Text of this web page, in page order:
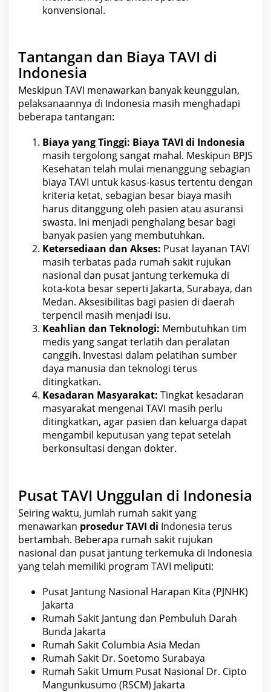
konvensional.
Tantangan dan Biaya TAVI di
Indonesia
Meskipun TAVI menawarkan banyak keunggulan,
pelaksanaannya di Indonesia masih menghadapi
beberapa tantangan:
Biaya yang Tinggi: Biaya TAVI di Indonesia
masih tergolong sangat mahal. Meskipun BPJS
Kesehatan telah mulai menanggung sebagian
biaya TAVI untuk kasus-kasus tertentu dengan
kriteria ketat, sebagian besar biaya masih
harus ditanggung oleh pasien atau asuransi
swasta. Ini menjadi penghalang besar bagi
banyak pasien yang membutuhkan.
Ketersediaan dan Akses: Pusat layanan TAVI
masih terbatas pada rumah sakit rujukan
nasional dan pusat jantung terkemuka di
kota-kota besar seperti Jakarta, Surabaya, dan
Medan. Aksesibilitas bagi pasien di daerah
terpencil masih menjadi isu.
Keahlian dan Teknologi: Membutuhkan tim
medis yang sangat terlatih dan peralatan
canggih. Investasi dalam pelatihan sumber
daya manusia dan teknologi terus
ditingkatkan.
Kesadaran Masyarakat: Tingkat kesadaran
masyarakat mengenai TAVI masih perlu
ditingkatkan, agar pasien dan keluarga dapat
mengambil keputusan yang tepat setelah
berkonsultasi dengan dokter.
Pusat TAVI Unggulan di Indonesia
Seiring waktu, jumlah rumah sakit yang
menawarkan prosedur TAVI di Indonesia terus
bertambah. Beberapa rumah sakit rujukan
nasional dan pusat jantung terkemuka di Indonesia
yang telah memiliki program TAVI meliputi:
Pusat Jantung Nasional Harapan Kita (PJNHK)
Jakarta
Rumah Sakit Jantung dan Pembuluh Darah
Bunda Jakarta
Rumah Sakit Columbia Asia Medan
Rumah Sakit Dr. Soetomo Surabaya
Rumah Sakit Umum Pusat Nasional Dr. Cipto
Mangunkusumo (RSCM) Jakarta